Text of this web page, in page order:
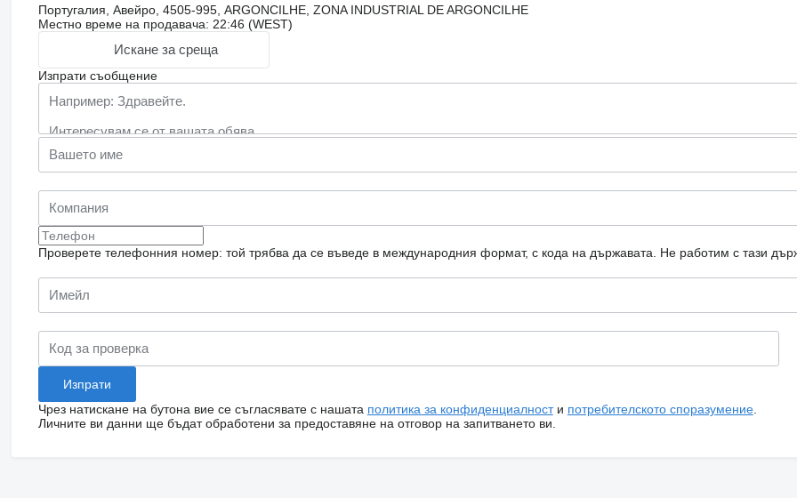
Португалия, Авейро, 4505-995, ARGONCILHE, ZONA INDUSTRIAL DE ARGONCILHE
Местно време на продавача: 22:46 (WEST)
Искане за среща
Изпрати съобщение
Проверете телефонния номер: той трябва да се въведе в международния формат, с кода на държавата. Не работим с тази
Чрез натискане на бутона вие се съгласявате с нашата политика за конфиденциалности потребителското споразумение.
Личните ви данни ще бъдат обработени за предоставяне на отговор на запитването ви.